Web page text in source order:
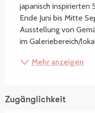
japanisch inspirierten
Ende Juni bis Mitte
Ausstellung von
im Galeriebereich/
Mehr anzeigen
Zugänglichkeit